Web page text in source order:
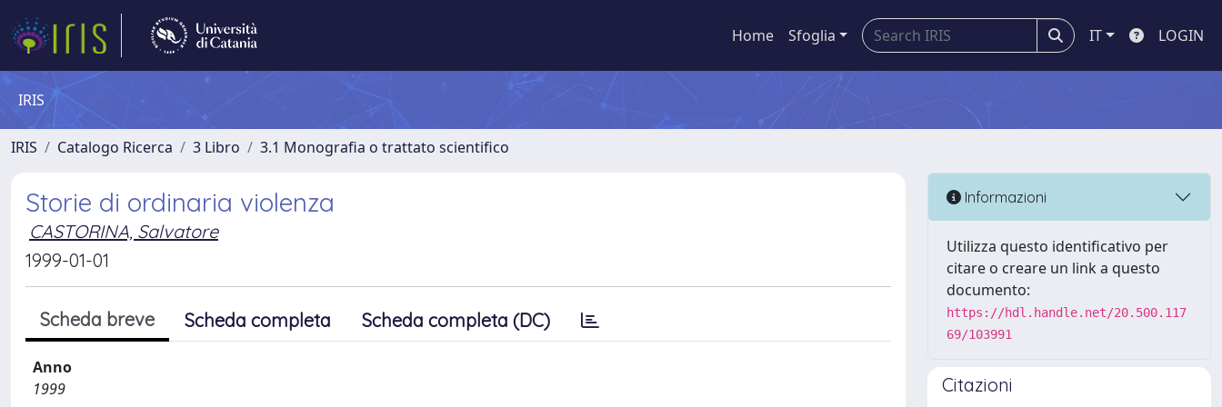
Home Sfoglia IT LOGIN
IRIS
IRIS Catalogo Ricerca 3 Libro 3.1 Monografia o trattato scientifico
Storie di ordinaria violenza
CASTORINA, Salvatore
1999-01-01
Scheda breve Scheda completa Scheda completa (DC)
Anno
1999
Informazioni
Utilizza questo identificativo per
citare o creare un link a questo
documento:
https://hdl.handle.net/20.500.117
69/103991
Citazioni